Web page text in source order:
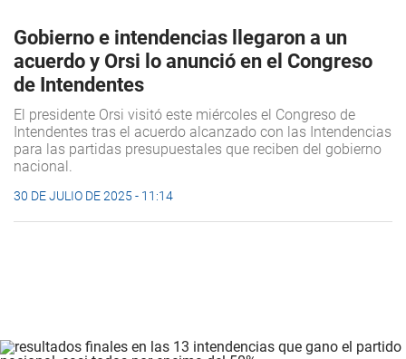
Gobierno e intendencias llegaron a un
acuerdo y Orsi lo anunció en el Congreso
de Intendentes
El presidente Orsi visitó este miércoles el Congreso de
Intendentes tras el acuerdo alcanzado con las Intendencias
para las partidas presupuestales que reciben del gobierno
nacional.
30 DE JULIO DE 2025 - 11:14